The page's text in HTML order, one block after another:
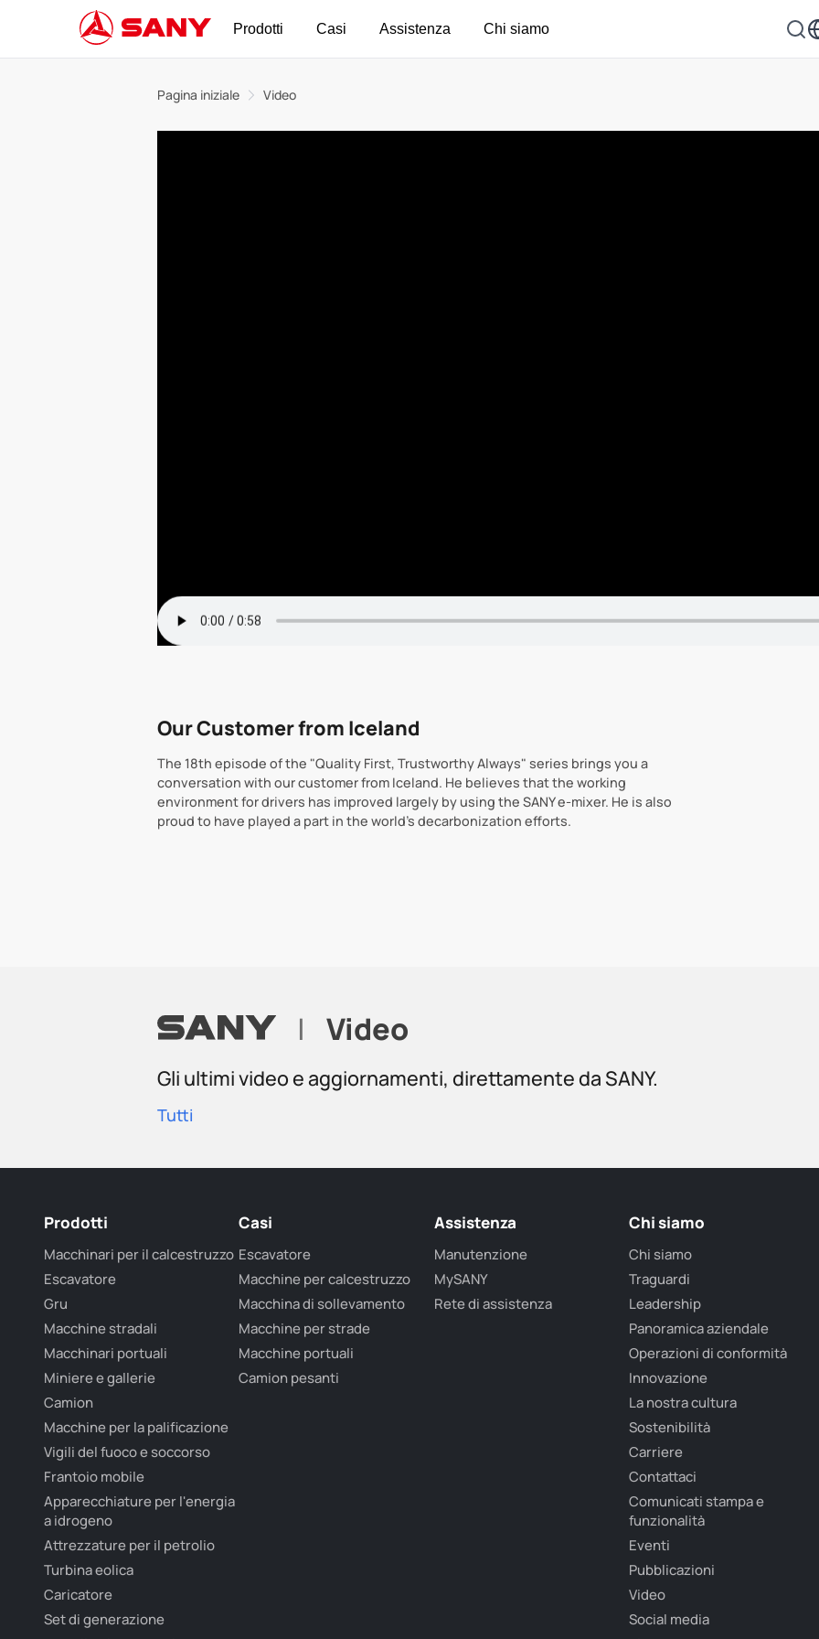
Prodotti Casi Assistenza Chi siamo
Pagina iniziale Video
Our Customer from Iceland
The 18th episode of the "Quality First, Trustworthy Always" series brings you a
conversation with our customer from Iceland. He believes that the working
environment for drivers has improved largely by using the SANY e-mixer. He is also
proud to have played a part in the world's decarbonization efforts.
| Video
Gli ultimi video e aggiornamenti, direttamente da SANY.
Tutti
Prodotti
Macchinari per il calcestruzzo
Escavatore
Gru
Macchine stradali
Macchinari portuali
Miniere e gallerie
Camion
Macchine per la palificazione
Vigili del fuoco e soccorso
Frantoio mobile
Apparecchiature per l'energia
a idrogeno
Attrezzature per il petrolio
Turbina eolica
Caricatore
Set di generazione
Casi
Escavatore
Macchine per calcestruzzo
Macchina di sollevamento
Macchine per strade
Macchine portuali
Camion pesanti
Assistenza
Manutenzione
MySANY
Rete di assistenza
Chi siamo
Chi siamo
Traguardi
Leadership
Panoramica aziendale
Operazioni di conformità
Innovazione
La nostra cultura
Sostenibilità
Carriere
Contattaci
Comunicati stampa e
funzionalità
Eventi
Pubblicazioni
Video
Social media